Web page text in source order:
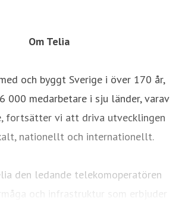
Om Telia
och byggt Sverige i över 170 år,
000 medarbetare i sju länder, varav
fortsätter vi att driva utvecklingen
nationellt och internationellt.
den ledande telekomoperatören
och infrastruktur som erbjuder